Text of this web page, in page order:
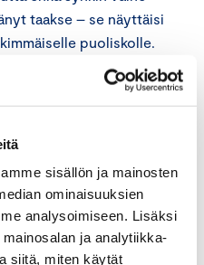
sisällön ja mainosten
ominaisuuksien
analysoimiseen. Lisäksi
ja analytiikka-
siitä, miten käytät
taakse – se näyttäisi
puoliskolle.
sanoo Appelqvist.